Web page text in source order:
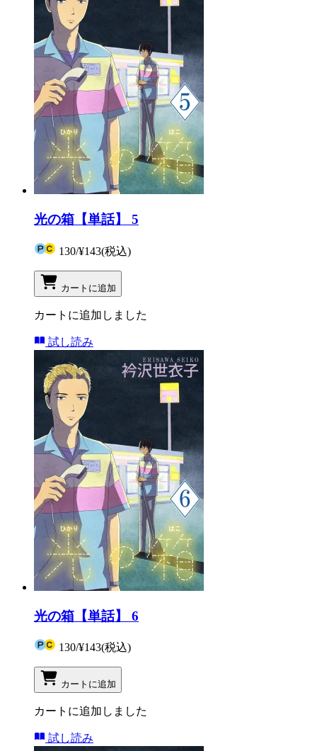
光の箱【単話】 5
130/¥143(税込)
カートに追加
カートに追加しました
試し読み
光の箱【単話】 6
130/¥143(税込)
カートに追加
カートに追加しました
試し読み